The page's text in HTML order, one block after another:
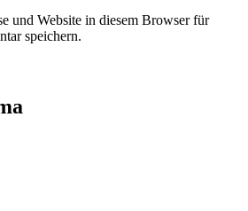
und Website in diesem Browser für
speichern.